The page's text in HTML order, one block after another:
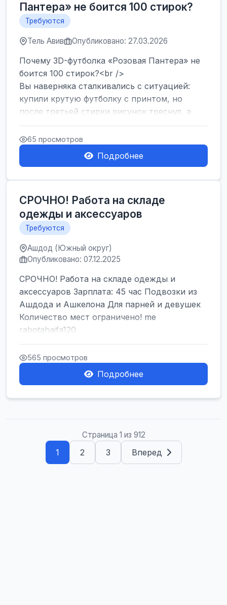
Пантера» не боится 100 стирок?
Требуются
Тель Авив Опубликовано: 27.03.2026
Почему 3D-футболка «Розовая Пантера» не
боится 100 стирок?<br />
Вы наверняка сталкивались с ситуацией:
купили крутую футболку с принтом, но
после третьей стирки рисунок треснул, а
после десятой — пр...
65 просмотров
Подробнее
СРОЧНО! Работа на складе
одежды и аксессуаров
Требуются
Ашдод (Южный округ)
Опубликовано: 07.12.2025
СРОЧНО! Работа на складе одежды и
аксессуаров Зарплата: 45 час Подвозки из
Ашдода и Ашкелона Для парней и девушек
Количество мест ограничено! me
rabotahaifa120
565 просмотров
Подробнее
Страница 1 из 912
1 2 3 Вперед